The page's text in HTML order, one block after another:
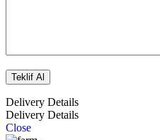
Delivery Details
Delivery Details
Close